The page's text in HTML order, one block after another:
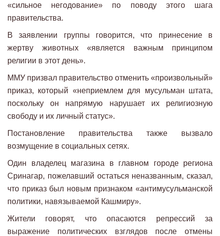
«сильное негодование» по поводу этого шага
правительства.
В заявлении группы говорится, что принесение в
жертву животных «является важным принципом
религии в этот день».
ММУ призвал правительство отменить «произвольный»
приказ, который «неприемлем для мусульман штата,
поскольку он напрямую нарушает их религиозную
свободу и их личный статус».
Постановление правительства также вызвало
возмущение в социальных сетях.
Один владелец магазина в главном городе региона
Сринагар, пожелавший остаться неназванным, сказал,
что приказ был новым признаком «антимусульманской
политики, навязываемой Кашмиру».
Жители говорят, что опасаются репрессий за
выражение политических взглядов после отмены